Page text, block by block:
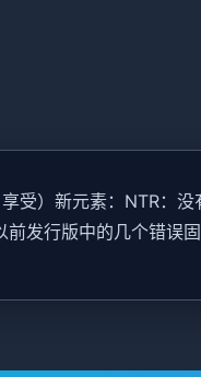
受）新元素：NTR：
发行版中的几个错误